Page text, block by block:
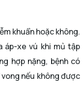
khuẩn hoặc không.
áp-xe vú khi mủ tập
hợp nặng, bệnh có
nếu không được